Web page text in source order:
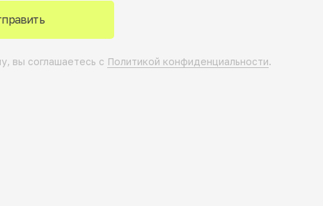
вы соглашаетесь с Политикой конфиденциальности.